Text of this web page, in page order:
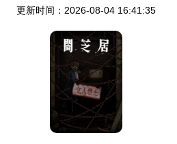
更新时间：2026-08-04 16:41:35